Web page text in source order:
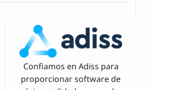
Confiamos en Adiss para
proporcionar software de